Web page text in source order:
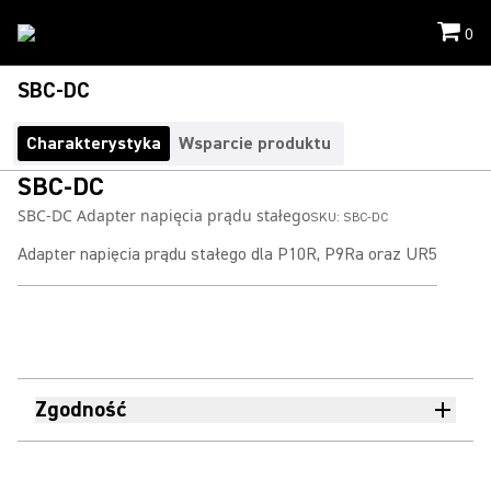
0
SBC-DC
Charakterystyka Wsparcie produktu
SBC-DC
SBC-DC Adapter napięcia prądu stałegoSKU: SBC-DC
Adapter napięcia prądu stałego dla P10R, P9Ra oraz UR5
Zgodność